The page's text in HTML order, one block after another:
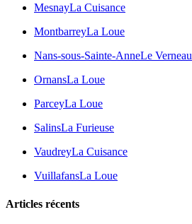
MesnayLa Cuisance
MontbarreyLa Loue
Nans-sous-Sainte-AnneLe Verneau
OrnansLa Loue
ParceyLa Loue
SalinsLa Furieuse
VaudreyLa Cuisance
VuillafansLa Loue
Articles récents